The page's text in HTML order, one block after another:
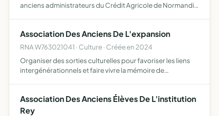
anciens administrateurs du Crédit Agricole de Normandie
Association Des Anciens De L'expansion
RNA W763021041 · Culture · Créée en 2024
Organiser des sorties culturelles pour favoriser les liens
intergénérationnels et faire vivre la mémoire de
Association Des Anciens Élèves De L'institution
Rey